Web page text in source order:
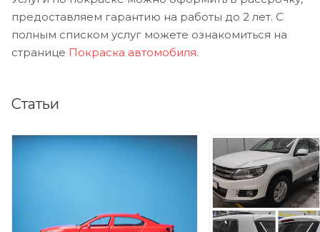
предоставляем гарантию на работы до 2 лет. С
полным списком услуг можете ознакомиться на
странице Покраска автомобиля.
Статьи